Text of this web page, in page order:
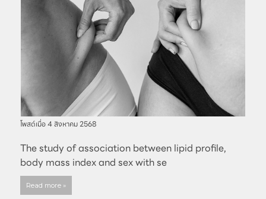
โพสต์เมื่อ4 สิงหาคม 2568
The study of association between lipid profile,
body mass index and sex with se
Read more »